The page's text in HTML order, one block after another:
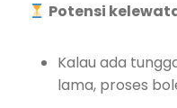
Potensi
Kalau ada
lama, proses